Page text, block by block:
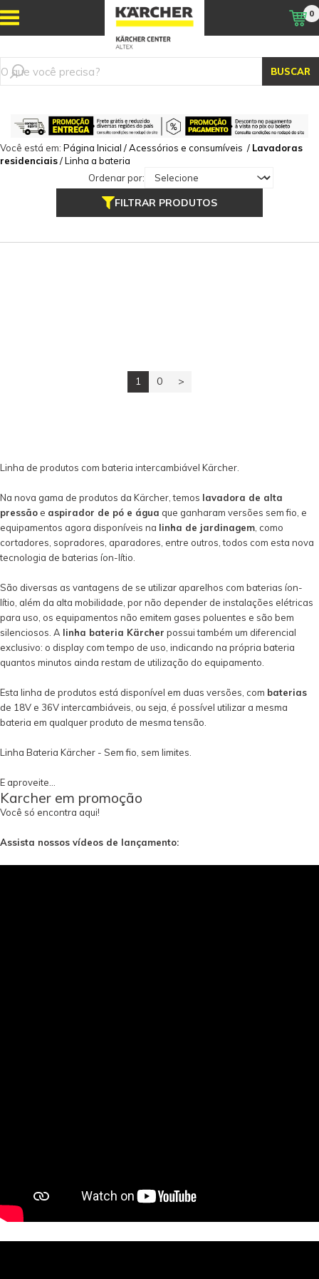
BUSCAR
0
Você está em: Página Inicial /Acessórios e consumíveis / Lavadoras
residenciais/Linha a bateria
Ordenar por:
FILTRAR PRODUTOS
1 0 >
Linha de produtos com bateria intercambiável Kärcher.
Na nova gama de produtos da Kärcher, temos lavadora de alta
pressão e aspirador de pó e água que ganharam versões sem fio, e
equipamentos agora disponíveis na linha de jardinagem , como
cortadores, sopradores, aparadores, entre outros, todos com esta nova
tecnologia de baterias íon-lítio.
São diversas as vantagens de se utilizar aparelhos com baterias íon-
lítio, além da alta mobilidade, por não depender de instalações elétricas
para uso, os equipamentos não emitem gases poluentes e são bem
silenciosos. A linha bateria Kärcher possui também um diferencial
exclusivo: o display com tempo de uso, indicando na própria bateria
quantos minutos ainda restam de utilização do equipamento.
Esta linha de produtos está disponível em duas versões, com baterias
de 18V e 36V intercambiáveis, ou seja, é possível utilizar a mesma
bateria em qualquer produto de mesma tensão.
Linha Bateria Kärcher - Sem fio, sem limites.
E aproveite...
Karcher em promoção
Você só encontra aqui!
Assista nossos vídeos de lançamento: